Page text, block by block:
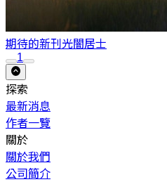
期待的新刊 光闇居士
1
探索
最新消息
作者一覽
關於
關於我們
公司簡介